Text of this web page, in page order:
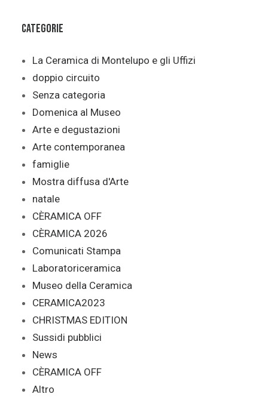
Mostre e eventi
Categorie
La Ceramica di Montelupo e gli Uffizi
doppio circuito
Senza categoria
Domenica al Museo
Arte e degustazioni
Arte contemporanea
famiglie
Mostra diffusa d'Arte
natale
CÈRAMICA OFF
CÈRAMICA 2026
Comunicati Stampa
Laboratoriceramica
Museo della Ceramica
CERAMICA2023
CHRISTMAS EDITION
Sussidi pubblici
News
CÈRAMICA OFF
Altro